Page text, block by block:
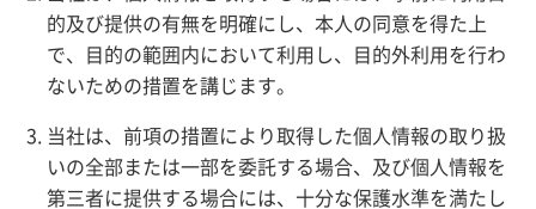
的及び提供の有無を明確にし、本人の同意を得た上
で、目的の範囲内において利用し、目的外利用を行わ
ないための措置を講じます。
当社は、前項の措置により取得した個人情報の取り扱
いの全部または一部を委託する場合、及び個人情報を
第三者に提供する場合には、十分な保護水準を満たし